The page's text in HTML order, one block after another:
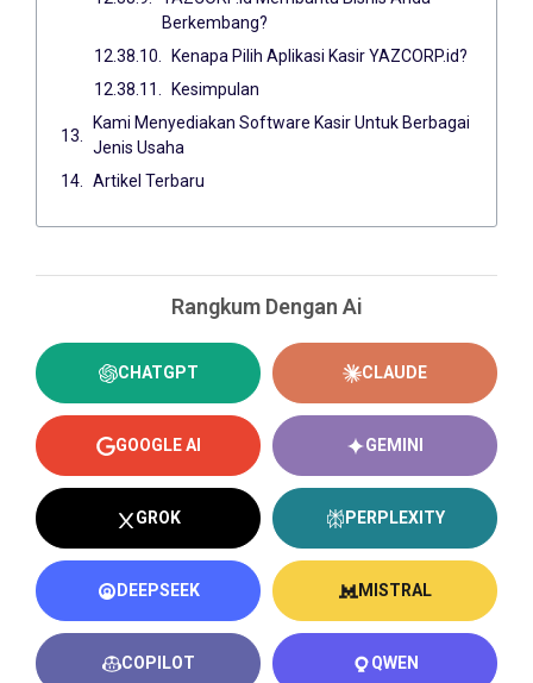
Berkembang?
Kenapa Pilih Aplikasi Kasir YAZCORP.id?
Kesimpulan
Kami Menyediakan Software Kasir Untuk Berbagai
Jenis Usaha
Artikel Terbaru
Rangkum Dengan Ai
CHATGPT CLAUDE
GOOGLE AI GEMINI
GROK PERPLEXITY
DEEPSEEK MISTRAL
COPILOT QWEN